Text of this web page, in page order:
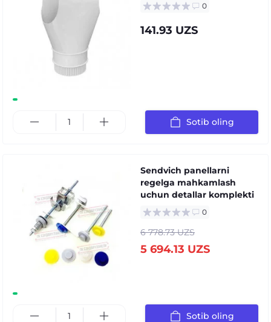
0
141.93 UZS
Sotib oling
Sendvich panellarni
regelga mahkamlash
uchun detallar komplekti
0
6 778.73 UZS
5 694.13 UZS
Sotib oling